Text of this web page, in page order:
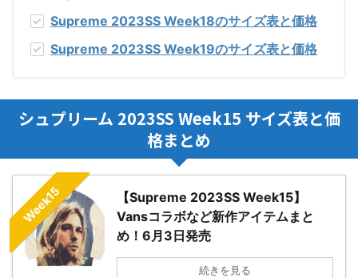
Supreme 2023SS Week18のサイズ表と価格
Supreme 2023SS Week19のサイズ表と価格
シュプリーム 2023SS Week15 サイズ表と価
格まとめ
Week15
【Supreme 2023SS Week15】
Vansコラボなど新作アイテムまと
め！6月3日発売
続きを見る